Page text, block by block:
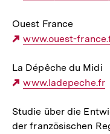
Ouest France
Externer
www.ouest-
La Dépêche du Midi
Externer
www.ladepeche.fr
Studie über die
der französischen